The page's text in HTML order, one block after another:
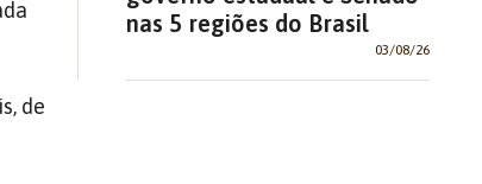
de
nas 5 regiões do Brasil
03/08/26